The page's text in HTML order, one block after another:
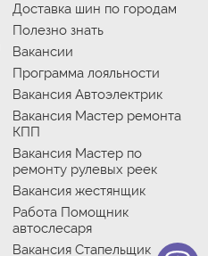
Доставка шин по городам
Полезно знать
Вакансии
Программа лояльности
Вакансия Автоэлектрик
Вакансия Мастер ремонта
КПП
Вакансия Мастер по
ремонту рулевых реек
Вакансия жестянщик
Работа Помощник
автослесаря
Вакансия Стапельщик